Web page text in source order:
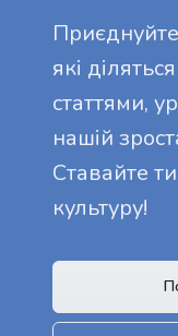
які
статтями,
нашій
Ставайте
культуру!